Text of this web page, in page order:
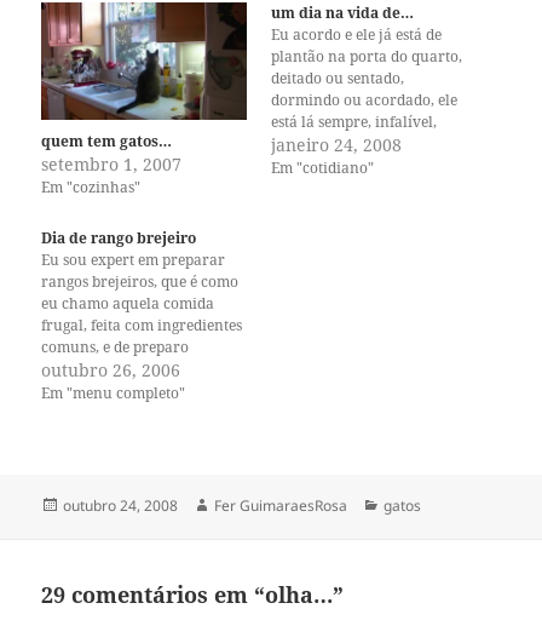
quem tem gatos…
setembro 1, 2007
Em "cozinhas"
um dia na vida de…
Eu acordo e ele já está de
plantão na porta do quarto,
deitado ou sentado,
dormindo ou acordado, ele
está lá sempre, infalível,
inevitável, exato. Eu desço as
escadas e ele desce junto,
janeiro 24, 2008
Em "cotidiano"
Dia de rango brejeiro
Eu sou expert em preparar
rangos brejeiros, que é como
eu chamo aquela comida
frugal, feita com ingredientes
comuns, e de preparo
simples. Pra mim o rango
brejeiro funciona até como
firulas, sem trélelês…
outubro 26, 2006
Em "menu completo"
Publicado
outubro 24, 2008 Autor
Fer GuimaraesRosa Categorias
gatos
29 comentários em “olha…”